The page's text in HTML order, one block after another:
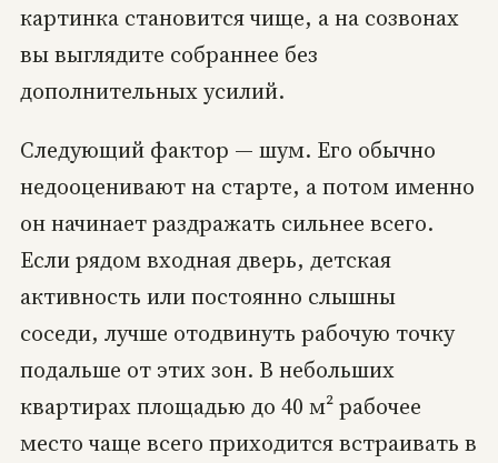
картинка становится чище, а на созвонах
вы выглядите собраннее без
дополнительных усилий.
Следующий фактор — шум. Его обычно
недооценивают на старте, а потом именно
он начинает раздражать сильнее всего.
Если рядом входная дверь, детская
активность или постоянно слышны
соседи, лучше отодвинуть рабочую точку
подальше от этих зон. В небольших
квартирах площадью до 40 м² рабочее
место чаще всего приходится встраивать в